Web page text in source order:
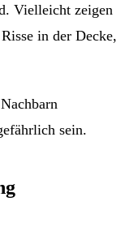
Vielleicht zeigen
in der Decke,
sein.